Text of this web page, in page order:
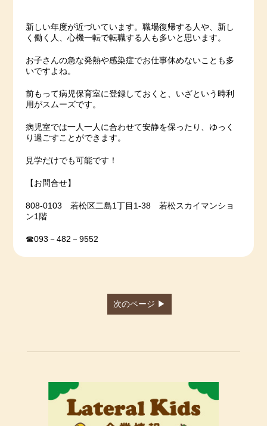
新しい年度が近づいています。職場復帰する人や、新し
く働く人、心機一転で転職する人も多いと思います。
お子さんの急な発熱や感染症でお仕事休めないことも多
いですよね。
前もって病児保育室に登録しておくと、いざという時利
用がスムーズです。
病児室では一人一人に合わせて安静を保ったり、ゆっく
り過ごすことができます。
見学だけでも可能です！
【お問合せ】
808‐0103 若松区二島1丁目1‐38 若松スカイマンショ
ン1階
☎093－482－9552
次のページ ▶